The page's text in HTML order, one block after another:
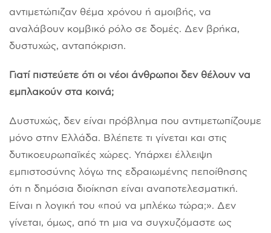
αντιμετώπιζαν θέμα χρόνου ή αμοιβής, να
αναλάβουν κομβικό ρόλο σε δομές. Δεν βρήκα,
δυστυχώς, ανταπόκριση.
Γιατί πιστεύετε ότι οι νέοι άνθρωποι δεν θέλουν να
εμπλακούν στα κοινά;
Δυστυχώς, δεν είναι πρόβλημα που αντιμετωπίζουμε
μόνο στην Ελλάδα. Βλέπετε τι γίνεται και στις
δυτικοευρωπαϊκές χώρες. Υπάρχει έλλειψη
εμπιστοσύνης λόγω της εδραιωμένης πεποίθησης
ότι η δημόσια διοίκηση είναι αναποτελεσματική.
Είναι η λογική του «πού να μπλέκω τώρα;». Δεν
γίνεται, όμως, από τη μια να συγχυζόμαστε ως